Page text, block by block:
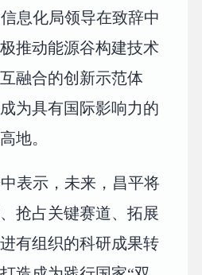
息化局领导在致辞中
推动能源谷构建技术
融合的创新示范体
为具有国际影响力的
地。
表示，未来，昌平将
抢占关键赛道、拓展
有组织的科研成果转